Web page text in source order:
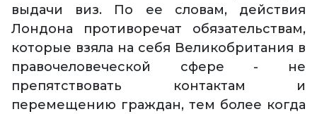
выдачи виз. По ее словам, действия
Лондона противоречат обязательствам,
которые взяла на себя Великобритания в
правочеловеческой сфере - не
препятствовать контактам и
перемещению граждан, тем более когда